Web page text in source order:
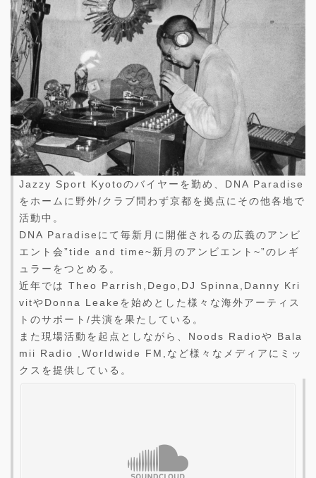
Jazzy Sport Kyotoのバイヤーを勤め、DNA Paradise
をホームに野外/クラブ問わず京都を拠点にその他各地で
活動中。
DNA Paradiseにて毎新月に開催されるの広義のアンビ
エント会”tide and time~新月のアンビエント~”のレギ
ュラーをつとめる。
近年では Theo Parrish,Dego,DJ Spinna,Danny Kri
vitやDonna Leakeを始めとした様々な海外アーティス
トのサポート/共演を果たしている。
また現場活動を起点としながら、Noods Radioや Bala
mii Radio ,Worldwide FM,など様々なメディアにミッ
クスを提供している。